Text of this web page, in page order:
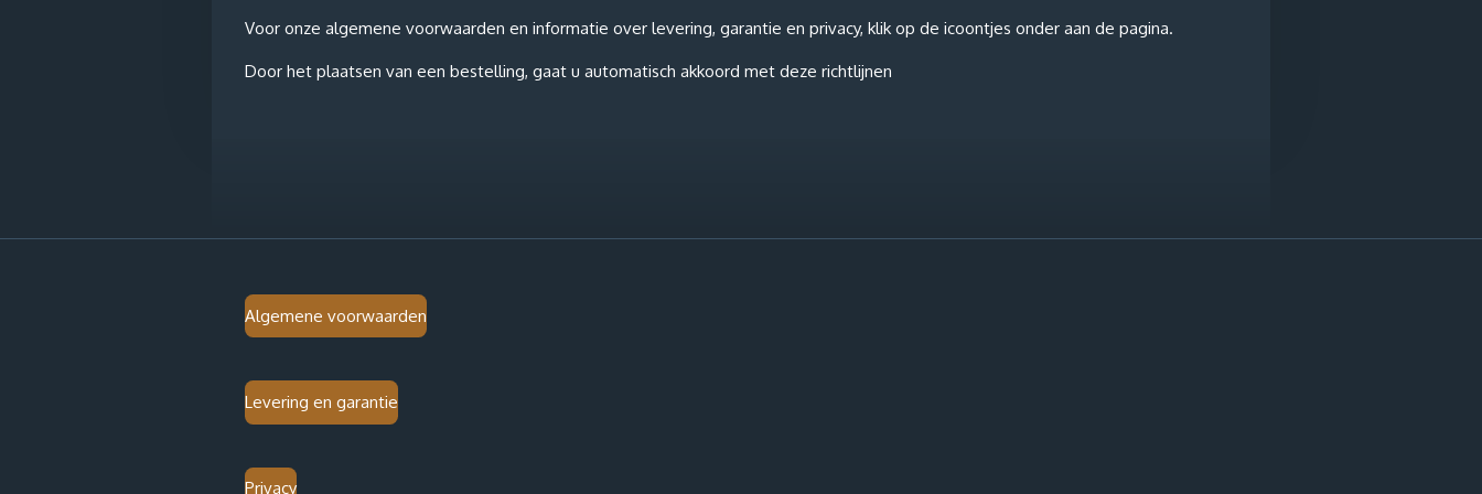
Voor onze algemene voorwaarden en informatie over levering, garantie en privacy, klik op de icoontjes onder aan de pagina.
Door het plaatsen van een bestelling, gaat u automatisch akkoord met deze richtlijnen
Algemene voorwaarden
Levering en garantie
Privacy